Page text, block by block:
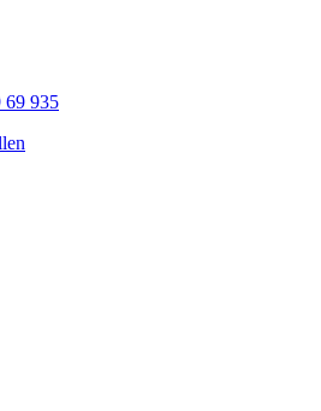
69 935